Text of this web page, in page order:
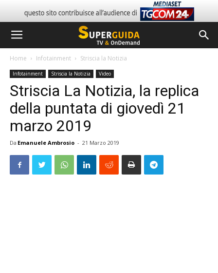
Home Infotainment Striscia la Notizia
Infotainment Striscia la Notizia Video
Striscia La Notizia, la replica
della puntata di giovedì 21
marzo 2019
Da Emanuele Ambrosio - 21 Marzo 2019